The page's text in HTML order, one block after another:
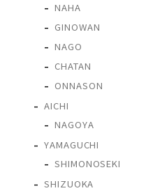
NAHA
GINOWAN
NAGO
CHATAN
ONNASON
AICHI
NAGOYA
YAMAGUCHI
SHIMONOSEKI
SHIZUOKA